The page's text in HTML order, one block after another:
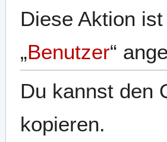
Diese Aktion
„Benutzer“
Du kannst den
kopieren.